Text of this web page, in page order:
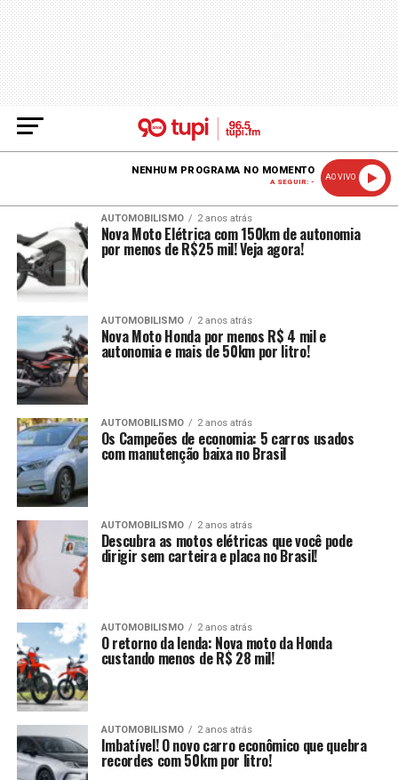
NENHUM PROGRAMA NO MOMENTO
A SEGUIR: -
AO VIVO
AUTOMOBILISMO 2 anos atrás
Nova Moto Elétrica com 150km de autonomia
por menos de R$25 mil! Veja agora!
AUTOMOBILISMO 2 anos atrás
Nova Moto Honda por menos R$ 4 mil e
autonomia e mais de 50km por litro!
AUTOMOBILISMO 2 anos atrás
Os Campeões de economia: 5 carros usados
com manutenção baixa no Brasil
AUTOMOBILISMO 2 anos atrás
Descubra as motos elétricas que você pode
dirigir sem carteira e placa no Brasil!
AUTOMOBILISMO 2 anos atrás
O retorno da lenda: Nova moto da Honda
custando menos de R$ 28 mil!
AUTOMOBILISMO 2 anos atrás
Imbatível! O novo carro econômico que quebra
recordes com 50km por litro!